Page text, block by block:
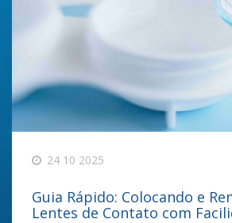
24 10 2025
Guia Rápido: Colocando e
Lentes de Contato com